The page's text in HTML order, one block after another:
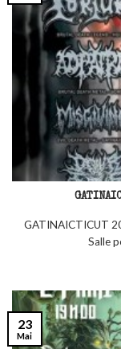
GATINAICTICUT
Salle
23
Mai